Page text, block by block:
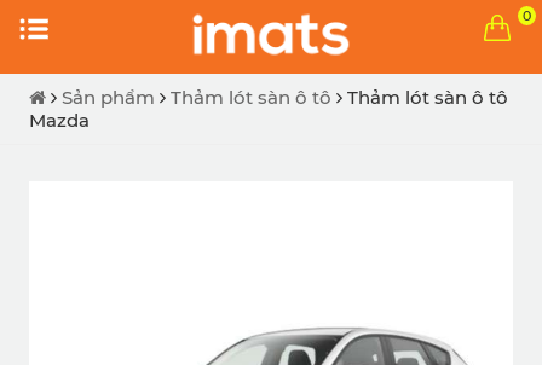
0
Sản phẩm Thảm lót sàn ô tô
Thảm lót sàn ô tô
Mazda